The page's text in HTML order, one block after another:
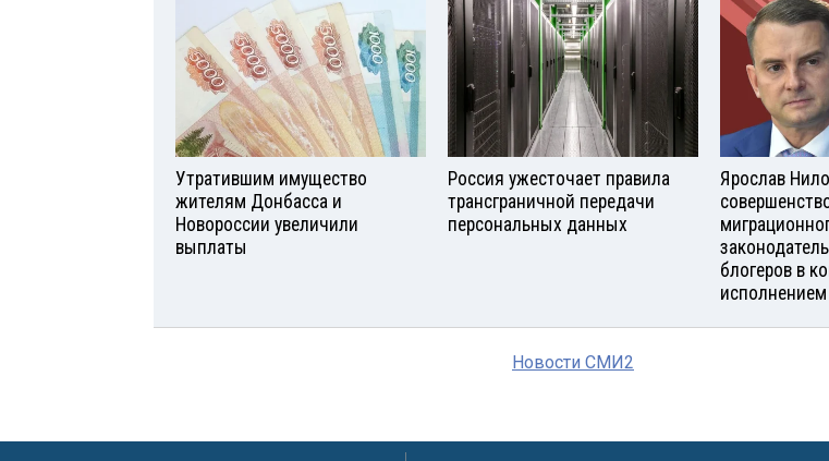
Утратившим имущество
жителям Донбасса и
Новороссии увеличили
выплаты
Россия ужесточает правила
трансграничной передачи
персональных данных
Ярослав
блогеров в
Новости СМИ2